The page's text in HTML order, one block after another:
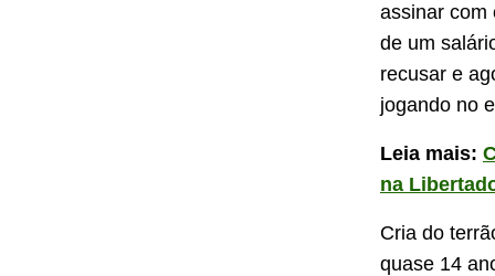
assinar
de um
recusar e
jogando no
Leia mais:
na
Cria do
quase 14